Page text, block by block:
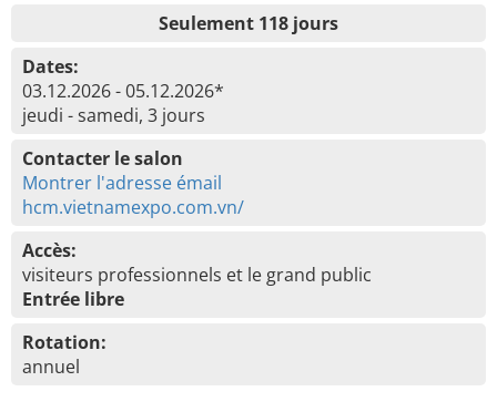
Seulement 118 jours
Dates:
03.12.2026 - 05.12.2026*
jeudi - samedi, 3 jours
Contacter le salon
Montrer l'adresse émail
hcm.vietnamexpo.com.vn/
Accès:
visiteurs professionnels et le grand public
Entrée libre
Rotation:
annuel